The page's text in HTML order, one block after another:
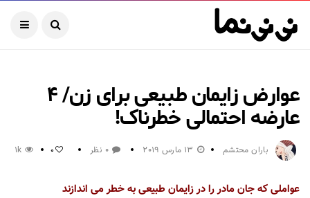
عوارض زایمان طبیعی برای زن/ ۴
عارضه احتمالی خطرناک!
باران محتشم 13 مارس 2019 0 نظر 0
1k
عواملی که جان مادر را در زایمان طبیعی به خطر می اندازند